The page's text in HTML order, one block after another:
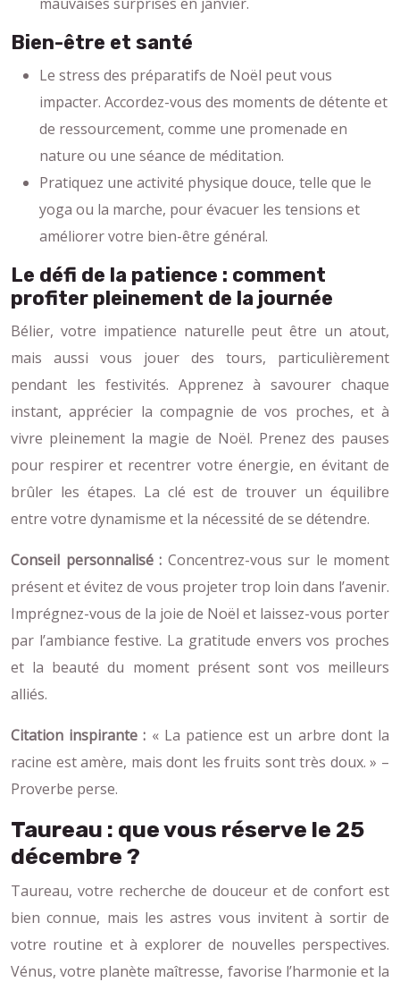
Bien-être et santé
Le stress des préparatifs de Noël peut vous
impacter. Accordez-vous des moments de détente et
de ressourcement, comme une promenade en
nature ou une séance de méditation.
Pratiquez une activité physique douce, telle que le
yoga ou la marche, pour évacuer les tensions et
améliorer votre bien-être général.
Le défi de la patience : comment
profiter pleinement de la journée
Bélier, votre impatience naturelle peut être un atout,
mais aussi vous jouer des tours, particulièrement
pendant les festivités. Apprenez à savourer chaque
instant, apprécier la compagnie de vos proches, et à
vivre pleinement la magie de Noël. Prenez des pauses
pour respirer et recentrer votre énergie, en évitant de
brûler les étapes. La clé est de trouver un équilibre
entre votre dynamisme et la nécessité de se détendre.
Conseil personnalisé : Concentrez-vous sur le moment
présent et évitez de vous projeter trop loin dans l’avenir.
Imprégnez-vous de la joie de Noël et laissez-vous porter
par l’ambiance festive. La gratitude envers vos proches
et la beauté du moment présent sont vos meilleurs
alliés.
Citation inspirante : « La patience est un arbre dont la
racine est amère, mais dont les fruits sont très doux. » –
Proverbe perse.
Taureau : que vous réserve le 25
décembre ?
Taureau, votre recherche de douceur et de confort est
bien connue, mais les astres vous invitent à sortir de
votre routine et à explorer de nouvelles perspectives.
Vénus, votre planète maîtresse, favorise l’harmonie et la